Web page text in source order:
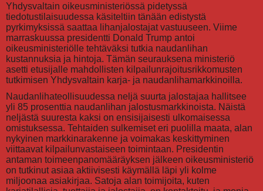
Yhdysvaltain oikeusministeriössä pidetyssä
tiedotustilaisuudessa käsiteltiin tänään edistystä
pyrkimyksissä saattaa lihanjalostajat vastuuseen. Viime
marraskuussa presidentti Donald Trump antoi
oikeusministeriölle tehtäväksi tutkia naudanlihan
kustannuksia ja hintoja. Tämän seurauksena ministeriö
asetti etusijalle mahdollisten kilpailunrajoitusrikkomusten
tutkimisen Yhdysvaltain karja- ja naudanlihamarkkinoilla.
Naudanlihateollisuudessa neljä suurta jalostajaa hallitsee
yli 85 prosenttia naudanlihan jalostusmarkkinoista. Näistä
neljästä suuresta kaksi on ensisijaisesti ulkomaisessa
omistuksessa. Tehtaiden sulkemiset eri puolilla maata, alan
nykyinen markkinarakenne ja voimakas keskittyminen
viittaavat kilpailunvastaiseen toimintaan. Presidentin
antaman toimeenpanomääräyksen jälkeen oikeusministeriö
on tutkinut asiaa aktiivisesti käymällä läpi yli kolme
miljoonaa asiakirjaa. Satoja alan toimijoita, kuten